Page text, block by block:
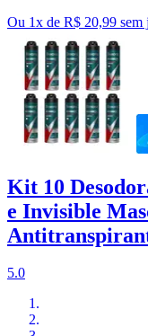
Ou 1x de R$ 20,99 sem
Kit 10
e Invisible
5.0